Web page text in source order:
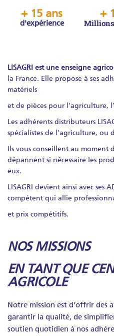
d'expérience
+ 15 ans +
LISAGRI est une enseigne
la France. Elle propose à ses
matériels
et de pièces pour l’agriculture,
Les adhérents distributeurs
spécialistes de l’agriculture, ou
Ils vous conseillent au moment
dépannent si nécessaire les
eux.
LISAGRI devient ainsi avec ses
compétent qui allie
et prix compétitifs.
NOS MISSIONS
EN TANT QUE
AGRICOLE
Notre mission est d’offrir des
garantir la qualité, de
soutien quotidien à nos